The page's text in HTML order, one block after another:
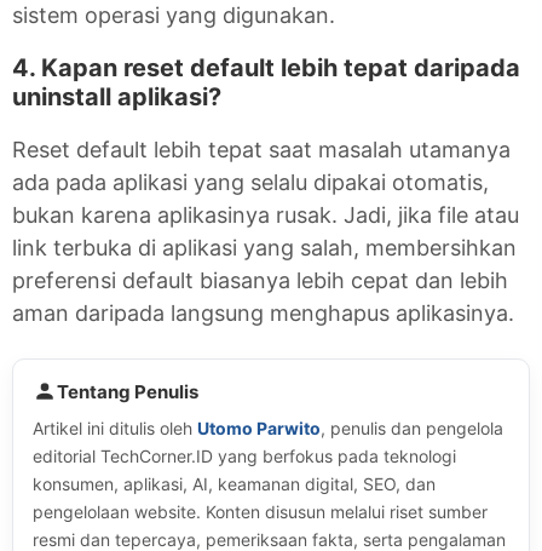
sistem operasi yang digunakan.
4. Kapan reset default lebih tepat daripada
uninstall aplikasi?
Reset default lebih tepat saat masalah utamanya
ada pada aplikasi yang selalu dipakai otomatis,
bukan karena aplikasinya rusak. Jadi, jika file atau
link terbuka di aplikasi yang salah, membersihkan
preferensi default biasanya lebih cepat dan lebih
aman daripada langsung menghapus aplikasinya.
Tentang Penulis
Artikel ini ditulis oleh Utomo Parwito, penulis dan pengelola
editorial TechCorner.ID yang berfokus pada teknologi
konsumen, aplikasi, AI, keamanan digital, SEO, dan
pengelolaan website. Konten disusun melalui riset sumber
resmi dan tepercaya, pemeriksaan fakta, serta pengalaman